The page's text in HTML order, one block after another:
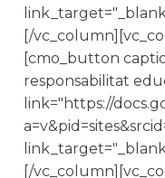
[/
[cmo_button
responsabilitat
link="https://
[/